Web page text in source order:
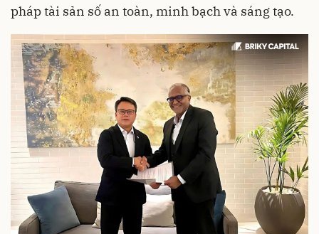
pháp tài sản số an toàn, minh bạch và sáng tạo.